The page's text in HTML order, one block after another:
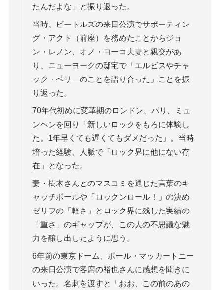
たんだよな」と振り返った。
当時、ビートルズの来日公演でサポーティン
グ・アクト（前座）を務めたことからジョ
ン・レノン、オノ・ヨーコ夫妻と親交があ
り、ニューヨークの邸宅で「エルビスやチャ
ック・ベリーのことを語り合った」ことを振
り返った。
70年代初めに変革期のロンドン、パリ、ミュ
ンヘンを回り「新しいロックをもろに体験し
た。1年早くても遅くてもダメだった」。当時
培った経験、人脈で「ロック界に他にない存
在」となった。
妻・樹木さんとのマスコミを通じた言葉のキ
ャッチボールや「ロックンロール！」の決め
ゼリフの「軽さ」とロック界に残した実績の
「重さ」のギャップが、この人の不思議な魅
力を醸し出したように思う。
6年前の東京ドーム、ポール・マッカートニー
の来日公演で客席の裕也さんに感想を聞きに
いった。名刺を渡すと「おお、この前のあの